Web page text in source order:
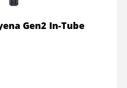
Gen2 In-Tube